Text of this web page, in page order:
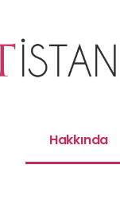
Hakkında